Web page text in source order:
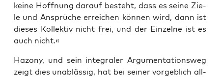
kei­ne Hoff­nung dar­auf besteht, dass es sei­ne Zie­
le und Ansprü­che errei­chen kön­nen wird, dann ist
die­ses Kol­lek­tiv nicht frei, und der Ein­zel­ne ist es
auch nicht.«
Hazo­ny, und sein inte­gra­ler Argu­men­ta­ti­ons­weg
zeigt dies unab­läs­sig, hat bei sei­ner vor­geb­lich all­